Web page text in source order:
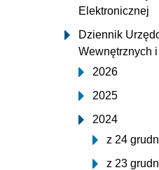
Elektronicznej
Dziennik
Wewnętrznych
2026
2025
2024
z 24
z 23